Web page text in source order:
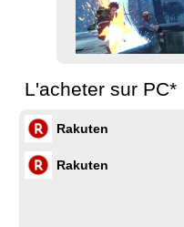
L'acheter sur PC*
Rakuten
Rakuten